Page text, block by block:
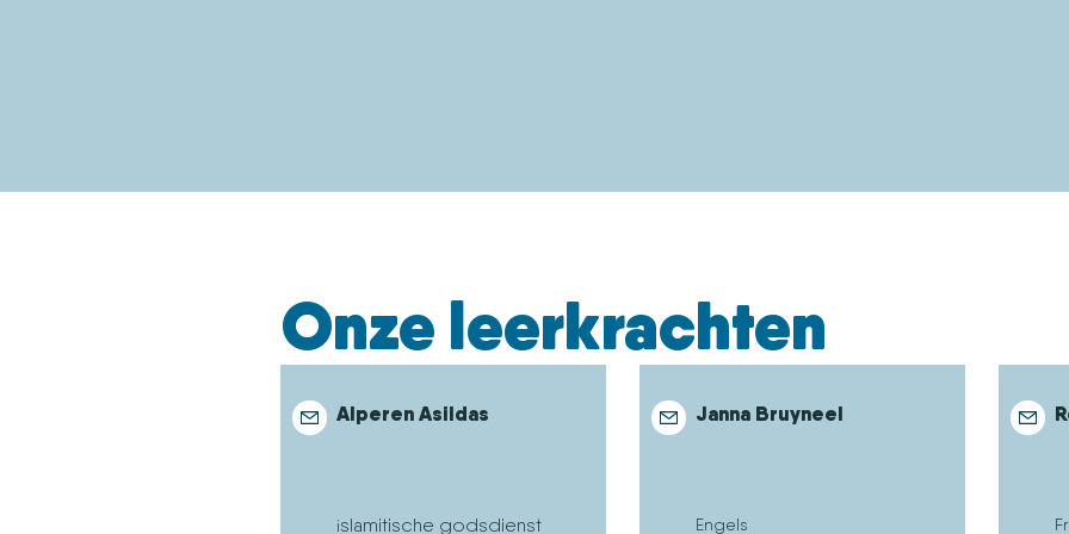
Alperen Asildas
islamitische godsdienst
Janna Bruyneel
Engels
Onze leerkrachten